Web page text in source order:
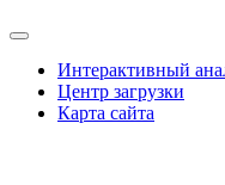
Интерактивный
Центр загрузки
Карта сайта